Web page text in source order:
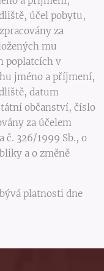
účel pobytu,
za
mu
poplatcích v
jméno a příjmení,
datum
občanství, číslo
za účelem
č. 326/1999 Sb., o
a o změně
platnosti dne